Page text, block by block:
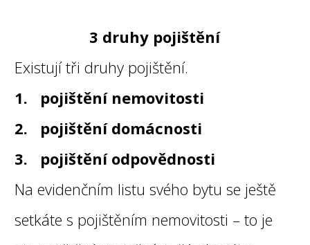
3 druhy pojištění
Existují tři druhy pojištění.
1. pojištění nemovitosti
2. pojištění domácnosti
3. pojištění odpovědnosti
Na evidenčním listu svého bytu se ještě
setkáte s pojištěním nemovitosti – to je